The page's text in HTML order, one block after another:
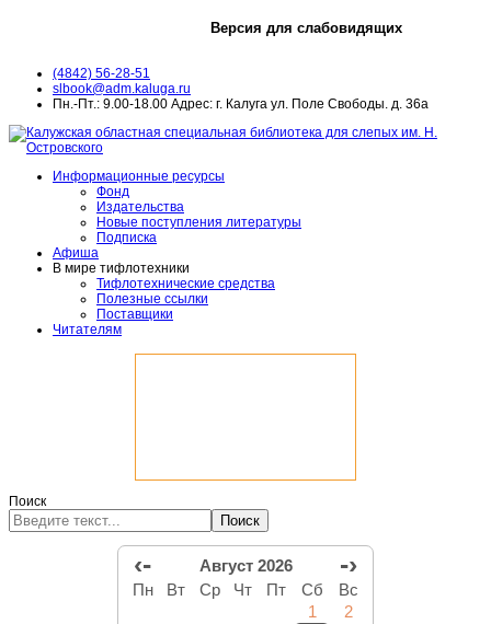
Версия для слабовидящих
(4842) 56-28-51
slbook@adm.kaluga.ru
Пн.-Пт.: 9.00-18.00 Адрес: г. Калуга ул. Поле Свободы. д. 36а
Информационные ресурсы
Фонд
Издательства
Новые поступления литературы
Подписка
Афиша
В мире тифлотехники
Тифлотехнические средства
Полезные ссылки
Поставщики
Читателям
Поиск
Поиск
‹- Август 2026 -›
Пн Вт Ср Чт Пт Сб
Вс
1
2